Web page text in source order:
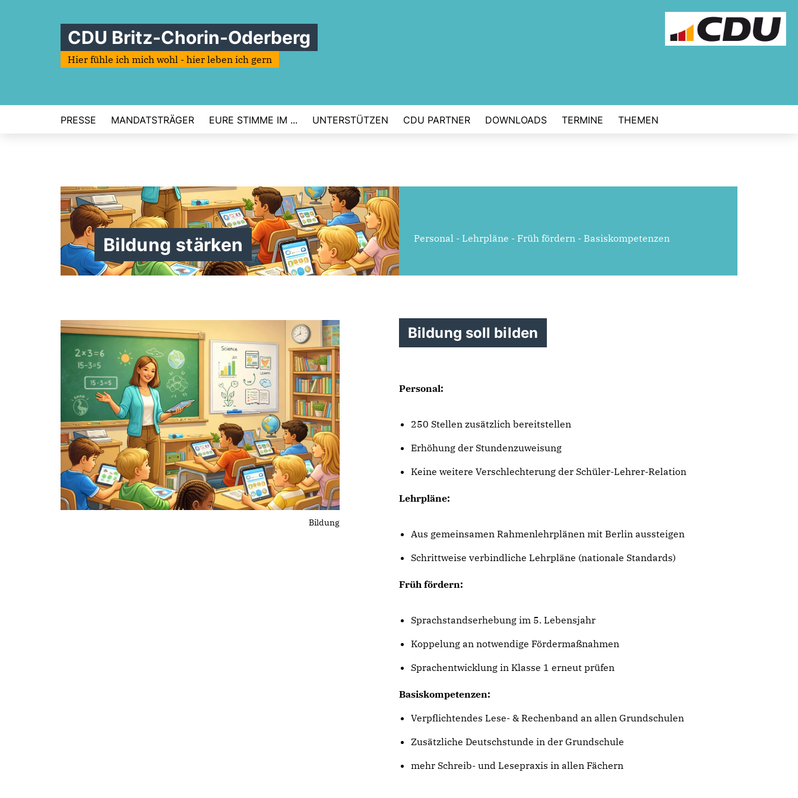
CDU Britz-Chorin-Oderberg
Hier fühle ich mich wohl - hier leben ich gern
PRESSE MANDATSTRÄGER EURE STIMME IM ... UNTERSTÜTZEN CDU PARTNER DOWNLOADS TERMINE THEMEN
Bildung stärken Personal - Lehrpläne - Früh fördern - Basiskompetenzen
Bildung
Bildung soll bilden
Personal:
250 Stellen zusätzlich bereitstellen
Erhöhung der Stundenzuweisung
Keine weitere Verschlechterung der Schüler-Lehrer-Relation
Lehrpläne:
Aus gemeinsamen Rahmenlehrplänen mit Berlin aussteigen
Schrittweise verbindliche Lehrpläne (nationale Standards)
Früh fördern:
Sprachstandserhebung im 5. Lebensjahr
Koppelung an notwendige Fördermaßnahmen
Sprachentwicklung in Klasse 1 erneut prüfen
Basiskompetenzen:
Verpflichtendes Lese- & Rechenband an allen Grundschulen
Zusätzliche Deutschstunde in der Grundschule
mehr Schreib- und Lesepraxis in allen Fächern